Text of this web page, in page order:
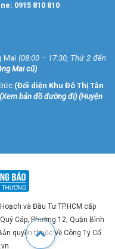
0915 810 810
Mai (08:00 – 17:30, Thứ 2 đến
Mai cũ)
(Đối diện Khu Đô Thị Tân
(Xem bản đồ đường đi) (Huyện
và Đầu Tư TP.HCM cấp
Cáp, Phường 12, Quận Bình
quyền thuộc về Công Ty Cổ